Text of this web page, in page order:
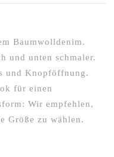
Baumwolldenim.
und unten schmaler.
und Knopföffnung.
für einen
Wir empfehlen,
Größe zu wählen.